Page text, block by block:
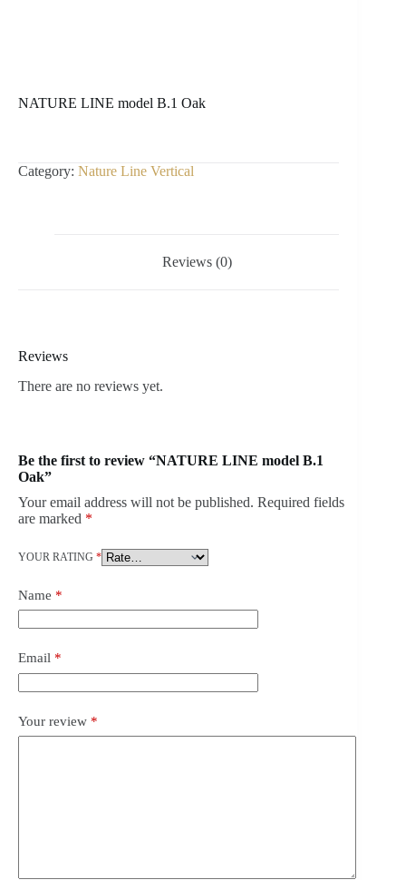
NATURE LINE model B.1 Oak
Category: Nature Line Vertical
Reviews (0)
Reviews
There are no reviews yet.
Be the first to review “NATURE LINE model B.1
Oak”
Your email address will not be published. Required fields
are marked *
YOUR RATING *
Name *
Email *
Your review *